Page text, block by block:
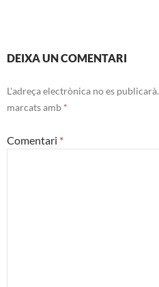
DEIXA UN COMENTARI
L'adreça electrònica no es publicarà.
marcats amb *
Comentari *